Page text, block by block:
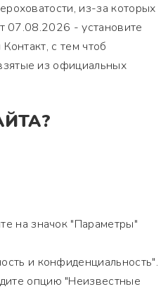
из-за которых
07.08.2026 - установите
с тем чтоб
из официальных
на значок "Параметры"
и конфиденциальность".
опцию "Неизвестные